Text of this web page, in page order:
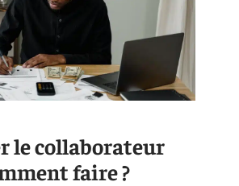
le collaborateur
faire ?